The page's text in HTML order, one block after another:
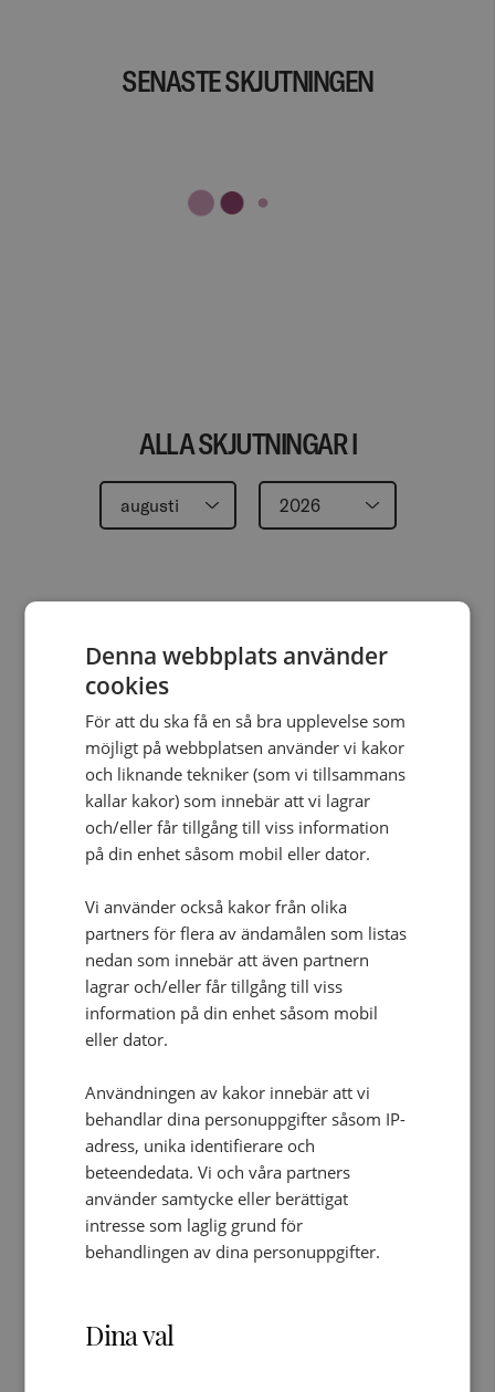
SENASTE SKJUTNINGEN
ALLA SKJUTNINGAR I
augusti 2026
Duis sit amet dapibus nisi, et pretium felis. Phasellus
viverra vehicula enim, vitae feugiat lorem aliquam
ac. Nunc vel sapien id orci porta aliquet ac ut justo.
Fusce sit amet justo ac lectus malesuada blandit.
Class aptent taciti sociosqu ad litora torquent per
conubia nostra, per inceptos himenaeos.
Pellentesque habitant morbi tristique senectus et
netus et malesuada fames ac turpis egestas. Donec
tempus hendrerit placerat. Proin egestas rhoncus
sollicitudin. Etiam sagittis magna eu ipsum cursus
19 MAJ KL. 20:52
KVINNA SKADAD EFTER SKOTTLOSSNING I
Duis sit amet dapibus nisi, et pretium felis. Phasellus
viverra vehicula enim, vitae feugiat lorem aliquam
ac. Nunc vel sapien id orci porta aliquet ac ut justo.
Fusce sit amet justo ac lectus malesuada blandit.
Class aptent taciti sociosqu ad litora torquent per
conubia nostra, per inceptos himenaeos.
Pellentesque habitant morbi tristique senectus et
dolor at tristique. Proin molestie risus nec tristique
Denna webbplats använder
cookies
För att du ska få en så bra upplevelse som
möjligt på webbplatsen använder vi kakor
och liknande tekniker (som vi tillsammans
kallar kakor) som innebär att vi lagrar
och/eller får tillgång till viss information
på din enhet såsom mobil eller dator.
Vi använder också kakor från olika
partners för flera av ändamålen som listas
nedan som innebär att även partnern
lagrar och/eller får tillgång till viss
information på din enhet såsom mobil
eller dator.
Användningen av kakor innebär att vi
behandlar dina personuppgifter såsom IP-
adress, unika identifierare och
beteendedata. Vi och våra partners
använder samtycke eller berättigat
intresse som laglig grund för
behandlingen av dina personuppgifter.
Dina val